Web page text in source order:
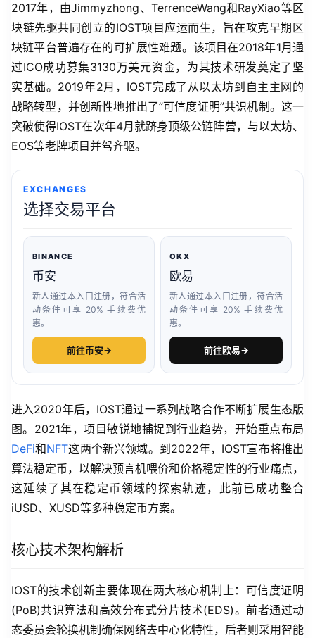
2017年，由Jimmyzhong、TerrenceWang和RayXiao等区
块链先驱共同创立的IOST项目应运而生，旨在攻克早期区
块链平台普遍存在的可扩展性难题。该项目在2018年1月通
过ICO成功募集3130万美元资金，为其技术研发奠定了坚
实基础。2019年2月，IOST完成了从以太坊到自主主网的
战略转型，并创新性地推出了”可信度证明”共识机制。这一
突破使得IOST在次年4月就跻身顶级公链阵营，与以太坊、
EOS等老牌项目并驾齐驱。
EXCHANGES
选择交易平台
BINANCE
币安
新人通过本入口注册，符合活
动条件可享 20% 手续费优
惠。
前往币安→
OKX
欧易
新人通过本入口注册，符合活
动条件可享 20% 手续费优
惠。
前往欧易→
进入2020年后，IOST通过一系列战略合作不断扩展生态版
图。2021年，项目敏锐地捕捉到行业趋势，开始重点布局
DeFi和NFT这两个新兴领域。到2022年，IOST宣布将推出
算法稳定币，以解决预言机喂价和价格稳定性的行业痛点，
这延续了其在稳定币领域的探索轨迹，此前已成功整合
iUSD、XUSD等多种稳定币方案。
核心技术架构解析
IOST的技术创新主要体现在两大核心机制上：可信度证明
(PoB)共识算法和高效分布式分片技术(EDS)。前者通过动
态委员会轮换机制确保网络去中心化特性，后者则采用智能